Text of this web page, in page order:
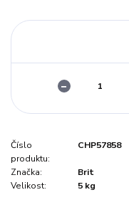
Číslo
produktu:
CHP57858
Značka:
Brit
Velikost:
5 kg